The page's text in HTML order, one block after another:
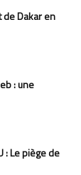
de Dakar en
: une
: Le piège de